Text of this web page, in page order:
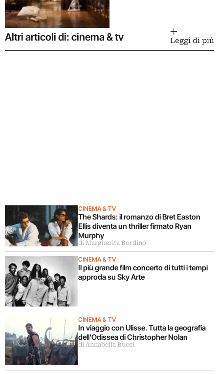
Altri articoli di: cinema & tv Leggi di più
CINEMA & TV
The Shards: il romanzo di Bret Easton
Ellis diventa un thriller firmato Ryan
Murphy
di Margherita Bordino
CINEMA & TV
Il più grande film concerto di tutti i tempi
approda su Sky Arte
CINEMA & TV
In viaggio con Ulisse. Tutta la geografia
dell’Odissea di Christopher Nolan
di Annabella Bucci